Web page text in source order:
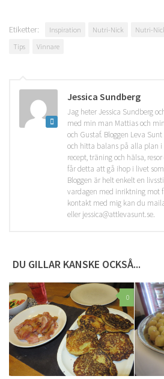
Etiketter: Inspiration Nutri-Nick Nutri-
Tips
Vinnare
Jessica Sundberg
Jag heter Jessica Sundberg
med min man Mattias och
och Gustaf. Bloggen Leva
och hitta balans på alla plan i
recept, träning och hälsa,
får detta att gå ihop i livet
Bloggen är helt enkelt en
vardagen med inriktning mot
kontakt med mig kan du
eller jessica@attlevasunt.se.
DU GILLAR KANSKE OCKSÅ...
0